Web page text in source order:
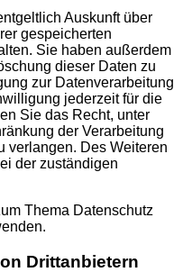
Auskunft über
gespeicherten
Sie haben außerdem
dieser Daten zu
zur Datenverarbeitung
jederzeit für die
Sie das Recht, unter
der Verarbeitung
verlangen. Des Weiteren
der zuständigen
Thema Datenschutz
Drittanbietern